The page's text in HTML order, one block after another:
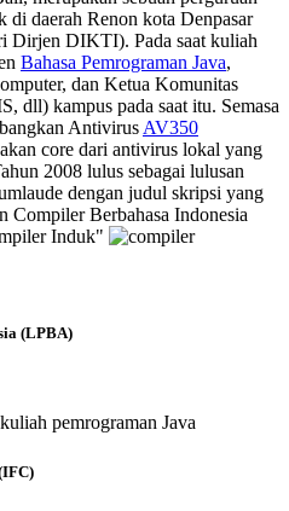
di daerah Renon kota Denpasar
Dirjen DIKTI). Pada saat kuliah
Bahasa Pemrograman Java,
dan Ketua Komunitas
dll) kampus pada saat itu. Semasa
Antivirus AV350
core dari antivirus lokal yang
2008 lulus sebagai lulusan
dengan judul skripsi yang
Compiler Berbahasa Indonesia
Induk"
(LPBA)
pemrograman Java